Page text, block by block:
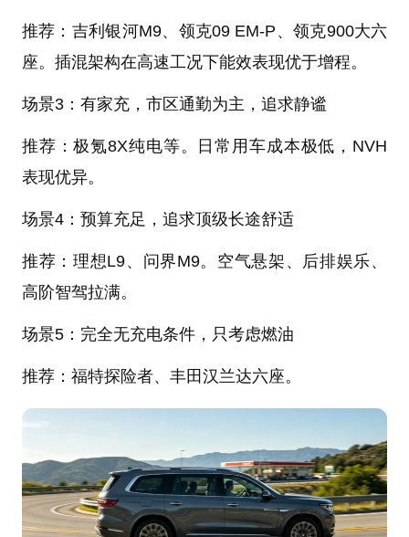
推荐：吉利银河M9、领克09 EM-P、领克900大六
座。插混架构在高速工况下能效表现优于增程。
场景3：有家充，市区通勤为主，追求静谧
推荐：极氪8X纯电等。日常用车成本极低，NVH
表现优异。
场景4：预算充足，追求顶级长途舒适
推荐：理想L9、问界M9。空气悬架、后排娱乐、
高阶智驾拉满。
场景5：完全无充电条件，只考虑燃油
推荐：福特探险者、丰田汉兰达六座。